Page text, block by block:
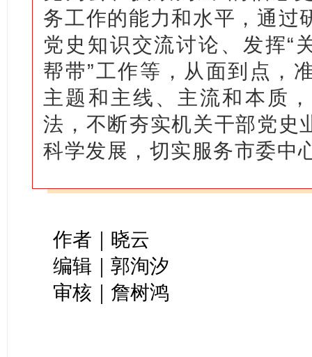
务工作的能力和水平，通过
党史知识交流讨论、发挥“
帮带”工作等，从面到点，
主题和主线、主流和本质
法，不断夯实机关干部党史
科学发展，切实服务市委中
作者｜晓云
编辑｜郭洵汐
审核｜詹树鸿